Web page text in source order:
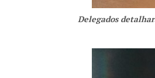
Delegados